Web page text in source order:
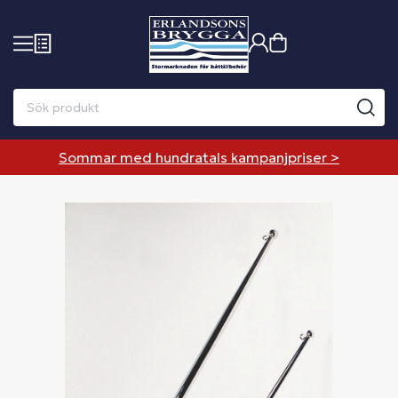
Sommar med hundratals kampanjpriser >